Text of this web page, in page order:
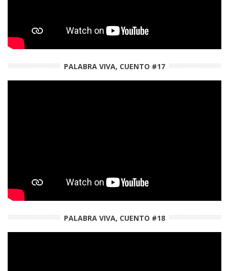
PALABRA VIVA, CUENTO #17
PALABRA VIVA, CUENTO #18